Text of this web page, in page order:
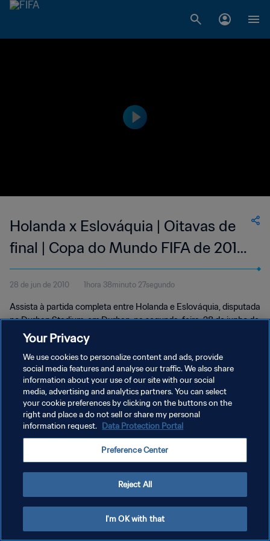
Holanda x Eslováquia | Oitavas de
final | Copa do Mundo FIFA de 2010,
na África do Sul | Jogo completo
28 de jun de 2010 1hora 38minuto 27segundo
Assista à partida completa entre Holanda e Eslováquia, disputada
no Durban Stadium, em Durban, na segunda-feira, 28 de junho de
2010.
POLÍTICA DE PRIVACIDADE
TERMOS DE SERVIÇO
ADMINISTRAR AS PREFERÊNCIAS DE COOKIES
Your Privacy
We use cookies to personalize content and ads, provide
social media features and analyse our traffic. We also share
information about your use of our site with our social
media, advertising and analytics partners. You can select
your cookie preferences by clicking on the buttons on the
right and place a do not sell or share my personal
information request. Data Protection Portal
Preference Center
Reject All
I'm OK with that